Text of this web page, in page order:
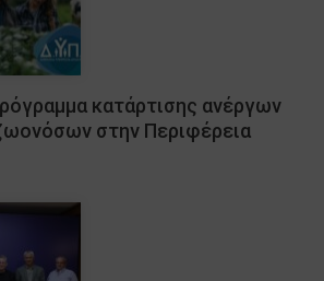
κατάρτισης ανέργων
στην Περιφέρεια